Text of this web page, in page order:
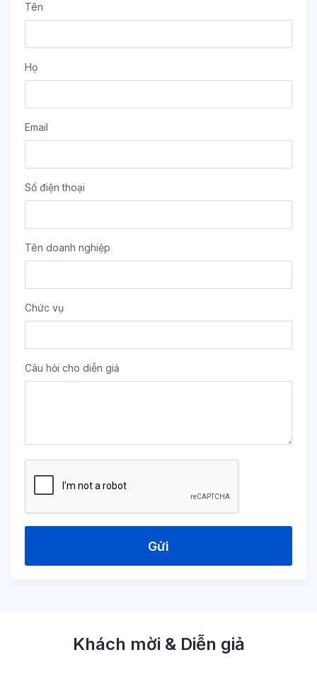
Tên
Họ
Email
Số điện thoại
Tên doanh nghiệp
Chức vụ
Câu hỏi cho diễn giả
Gửi
Khách mời & Diễn giả